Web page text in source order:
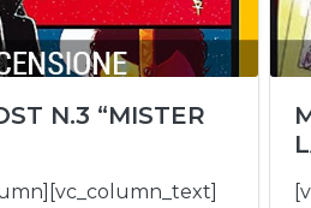
N.3 “MISTER